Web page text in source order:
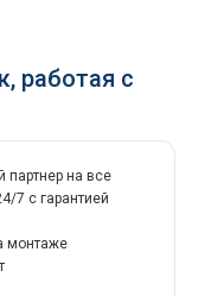
работая с
партнер на все
7 с гарантией
монтаже